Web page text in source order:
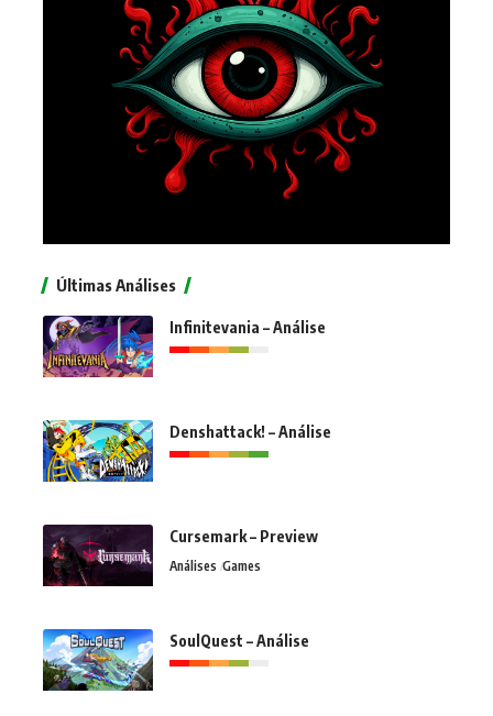
Últimas Análises
Infinitevania – Análise
Denshattack! – Análise
Cursemark – Preview
Análises Games
SoulQuest – Análise